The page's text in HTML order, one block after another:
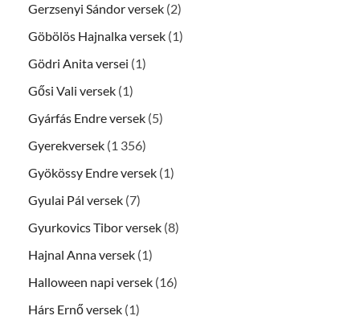
Gerzsenyi Sándor versek (2)
Göbölös Hajnalka versek (1)
Gödri Anita versei (1)
Gősi Vali versek (1)
Gyárfás Endre versek (5)
Gyerekversek (1 356)
Gyökössy Endre versek (1)
Gyulai Pál versek (7)
Gyurkovics Tibor versek (8)
Hajnal Anna versek (1)
Halloween napi versek (16)
Hárs Ernő versek (1)